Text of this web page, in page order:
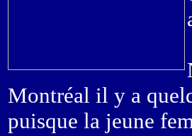
Montréal il y a
puisque la jeune